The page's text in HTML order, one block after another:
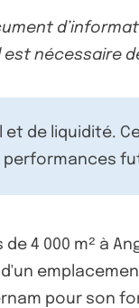
de liquidité.
4 000 m² à
pour son